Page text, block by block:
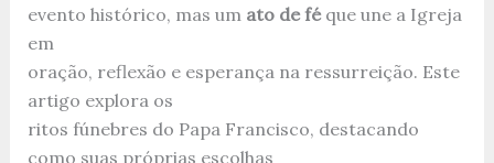
evento histórico, mas um ato de féque une a Igreja
em
oração, reflexão e esperança na ressurreição. Este
artigo explora os
ritos fúnebres do Papa Francisco, destacando
como suas próprias escolhas